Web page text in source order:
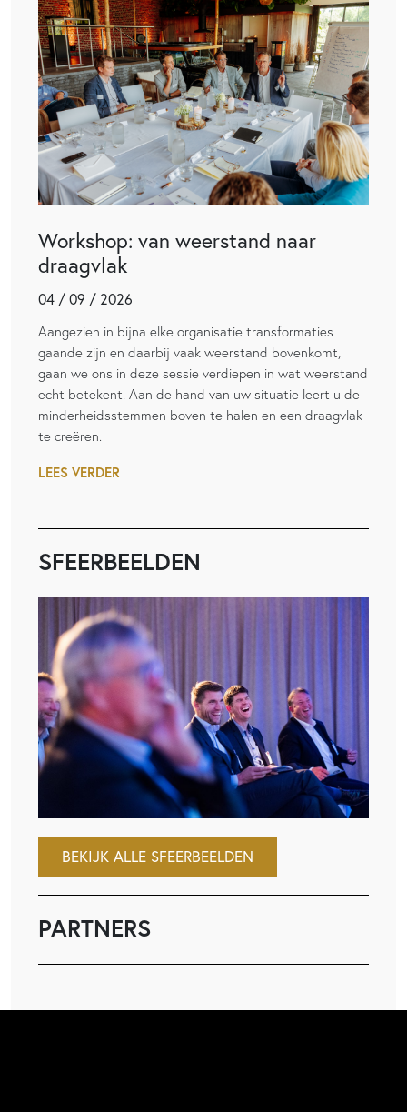
Workshop: van weerstand naar
draagvlak
04 / 09 / 2026
Aangezien in bijna elke organisatie transformaties
gaande zijn en daarbij vaak weerstand bovenkomt,
gaan we ons in deze sessie verdiepen in wat weerstand
echt betekent. Aan de hand van uw situatie leert u de
minderheidsstemmen boven te halen en een draagvlak
te creëren.
LEES VERDER
SFEERBEELDEN
BEKIJK ALLE SFEERBEELDEN
PARTNERS